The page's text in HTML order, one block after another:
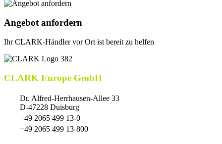
Angebot anfordern
Ihr CLARK-Händler vor Ort ist bereit zu helfen
CLARK Europe GmbH
Dr. Alfred-Herrhausen-Allee 33
D-47228 Duisburg
+49 2065 499 13-0
+49 2065 499 13-800